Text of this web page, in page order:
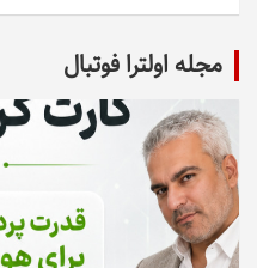
مجله اولترا فوتبال